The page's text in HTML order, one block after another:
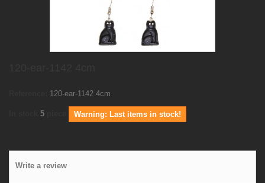
120-ear-1142 4cm
5 Warning: Last items in stock!
Write a review